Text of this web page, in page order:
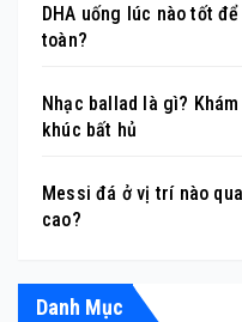
DHA uống lúc nào tốt
toàn?
Nhạc ballad là gì?
khúc bất hủ
Messi đá ở vị trí nào
cao?
Danh Mục